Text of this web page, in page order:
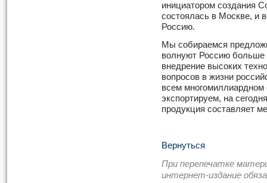
инициатором создания
состоялась в Москве, и
Россию.
Мы собираемся
волнуют Россию больше
внедрение высоких
вопросов в жизни
всем
экспортируем, на
продукция составляет
Вернуться
При перепечатке
интернет-издание